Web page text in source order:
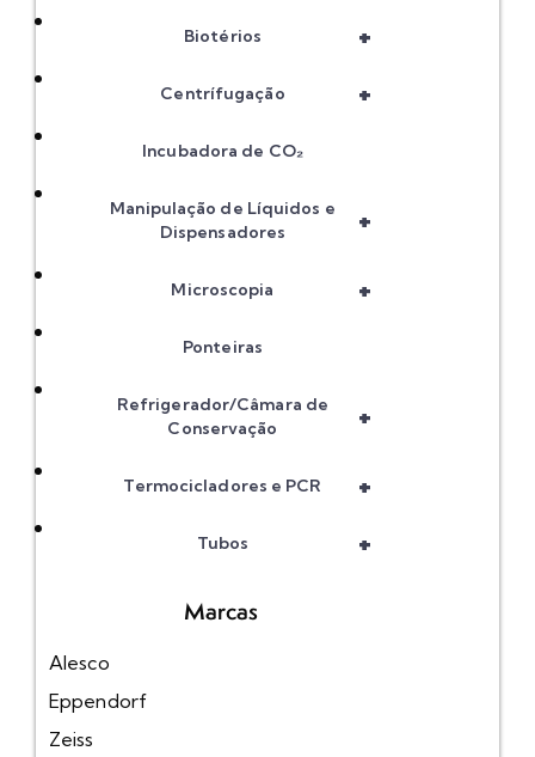
+
Biotérios
+
Centrífugação
Incubadora de CO₂
+
Manipulação de Líquidos e
Dispensadores
+
Microscopia
Ponteiras
+
Refrigerador/Câmara de
Conservação
+
Termocicladores e PCR
+
Tubos
Marcas
Alesco
Eppendorf
Zeiss